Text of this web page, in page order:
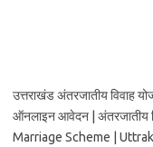
उत्तराखंड अंतरजातीय विवाह
ऑनलाइन आवेदन | अंतरजातीय
Marriage Scheme |